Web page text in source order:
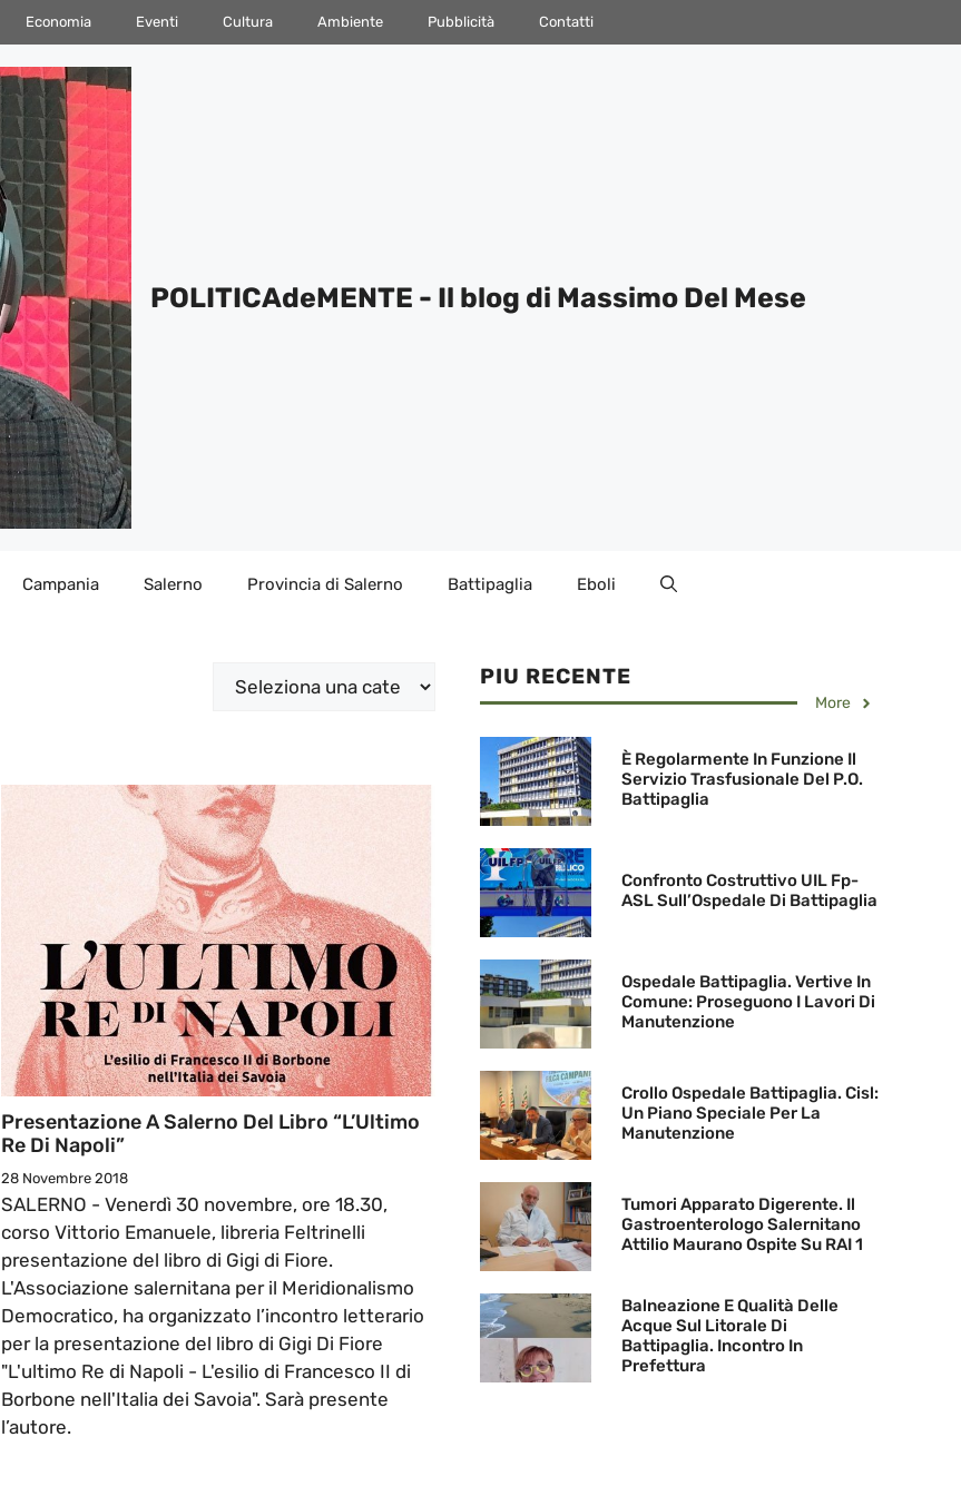
Economia Eventi Cultura Ambiente Pubblicità Contatti
POLITICAdeMENTE - Il blog di Massimo Del Mese
Campania Salerno Provincia di Salerno Battipaglia Eboli
Categorie
Presentazione A Salerno Del Libro “L’Ultimo
Re Di Napoli”
28 Novembre 2018
SALERNO - Venerdì 30 novembre, ore 18.30,
corso Vittorio Emanuele, libreria Feltrinelli
presentazione del libro di Gigi di Fiore.
L'Associazione salernitana per il Meridionalismo
Democratico, ha organizzato l’incontro letterario
per la presentazione del libro di Gigi Di Fiore
"L'ultimo Re di Napoli - L'esilio di Francesco II di
Borbone nell'Italia dei Savoia". Sarà presente
l’autore.
PIU RECENTE
More
È Regolarmente In Funzione Il
Servizio Trasfusionale Del P.O.
Battipaglia
Confronto Costruttivo UIL Fp-
ASL Sull’Ospedale Di Battipaglia
Ospedale Battipaglia. Vertive In
Comune: Proseguono I Lavori Di
Manutenzione
Crollo Ospedale Battipaglia. Cisl:
Un Piano Speciale Per La
Manutenzione
Tumori Apparato Digerente. Il
Gastroenterologo Salernitano
Attilio Maurano Ospite Su RAI 1
Balneazione E Qualità Delle
Acque Sul Litorale Di
Battipaglia. Incontro In
Prefettura